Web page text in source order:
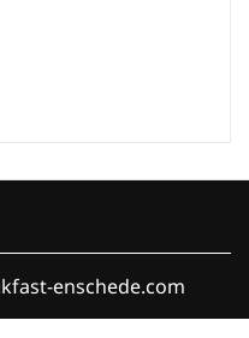
enschede.com